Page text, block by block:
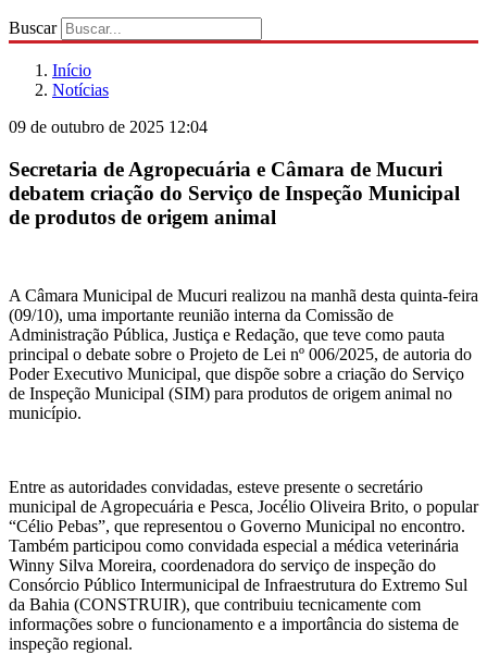
Buscar
Início
Notícias
09 de outubro de 2025 12:04
Secretaria de Agropecuária e Câmara de Mucuri
debatem criação do Serviço de Inspeção Municipal
de produtos de origem animal
A Câmara Municipal de Mucuri realizou na manhã desta quinta-feira
(09/10), uma importante reunião interna da Comissão de
Administração Pública, Justiça e Redação, que teve como pauta
principal o debate sobre o Projeto de Lei nº 006/2025, de autoria do
Poder Executivo Municipal, que dispõe sobre a criação do Serviço
de Inspeção Municipal (SIM) para produtos de origem animal no
município.
Entre as autoridades convidadas, esteve presente o secretário
municipal de Agropecuária e Pesca, Jocélio Oliveira Brito, o popular
“Célio Pebas”, que representou o Governo Municipal no encontro.
Também participou como convidada especial a médica veterinária
Winny Silva Moreira, coordenadora do serviço de inspeção do
Consórcio Público Intermunicipal de Infraestrutura do Extremo Sul
da Bahia (CONSTRUIR), que contribuiu tecnicamente com
informações sobre o funcionamento e a importância do sistema de
inspeção regional.